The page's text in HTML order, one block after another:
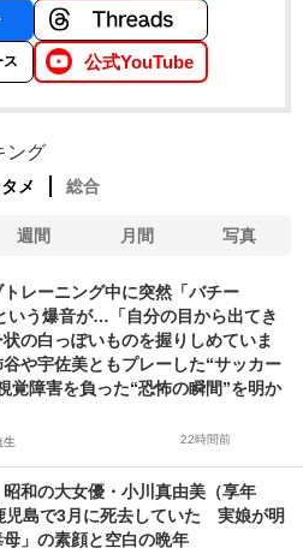
公式YouTube
ング
メ 総合
週間 月間 写真
レーニング中に突然「バチー
いう爆音が…「自分の目から出てき
の白っぽいものを握りしめていま
谷や宇佐美ともプレーした“サッカー
覚障害を負った“恐怖の瞬間”を明か
生 22時間前
昭和の大女優・小川真由美（享年
児島で3月に死去していた 実娘が明
」の素顔と空白の晩年